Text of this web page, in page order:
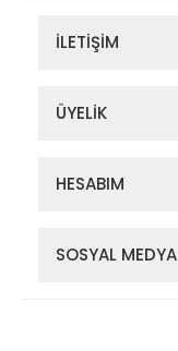
İLETİŞİM
ÜYELİK
HESABIM
SOSYAL MEDYA